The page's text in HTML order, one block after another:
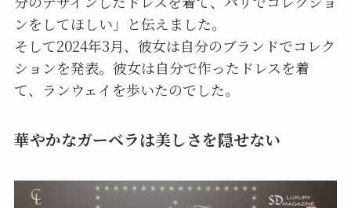
ンをしてほしい」と伝えました。
そして2024年3月、彼女は自分のブランドでコレク
ションを発表。彼女は自分で作ったドレスを着
て、ランウェイを歩いたのでした。
華やかなガーベラは美しさを隠せない